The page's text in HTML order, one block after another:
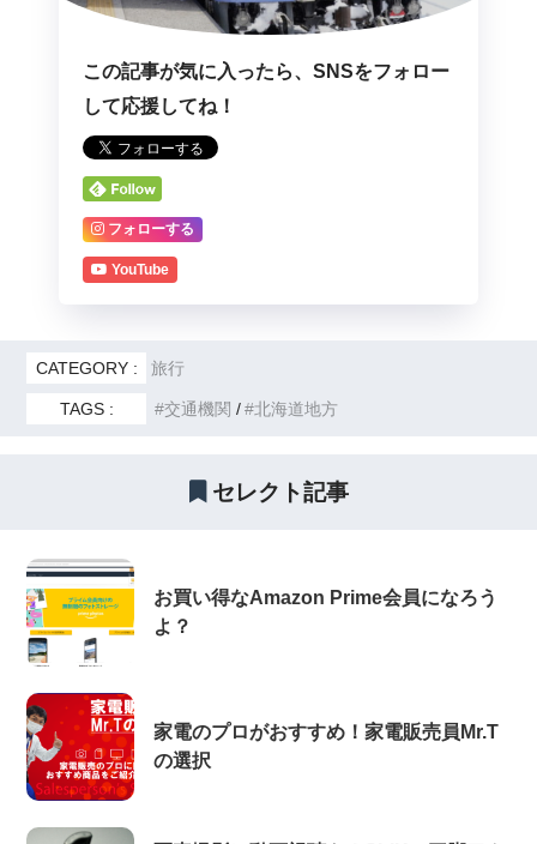
この記事が気に入ったら、SNSをフォロー
して応援してね！
フォローする
YouTube
CATEGORY : 旅行
TAGS : 交通機関 北海道地方
セレクト記事
お買い得なAmazon Prime会員になろう
よ？
家電のプロがおすすめ！家電販売員Mr.T
の選択